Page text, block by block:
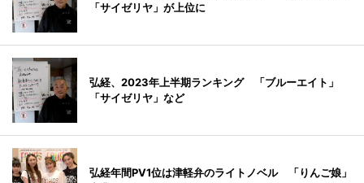
「サイゼリヤ」が上位に
弘経、2023年上半期ランキング 「ブルーエイト」
「サイゼリヤ」など
弘経年間PV1位は津軽弁のライトノベル 「りんご娘」